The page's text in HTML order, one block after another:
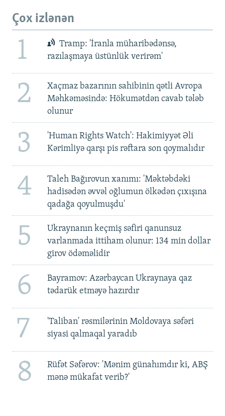
Çox izlənən
1
Tramp: 'İranla müharibədənsə,
razılaşmaya üstünlük verirəm'
2
Xaçmaz bazarının sahibinin qətli Avropa
Məhkəməsində: Hökumətdən cavab tələb
olunur
3
'Human Rights Watch': Hakimiyyət Əli
Kərimliyə qarşı pis rəftara son qoymalıdır
4
Taleh Bağırovun xanımı: 'Məktəbdəki
hadisədən əvvəl oğlumun ölkədən çıxışına
qadağa qoyulmuşdu'
5
Ukraynanın keçmiş səfiri qanunsuz
varlanmada ittiham olunur: 134 min dollar
girov ödəməlidir
6
Bayramov: Azərbaycan Ukraynaya qaz
tədarük etməyə hazırdır
7
'Taliban' rəsmilərinin Moldovaya səfəri
siyasi qalmaqal yaradıb
8
Rüfət Səfərov: 'Mənim günahımdır ki, ABŞ
mənə mükafat verib?'